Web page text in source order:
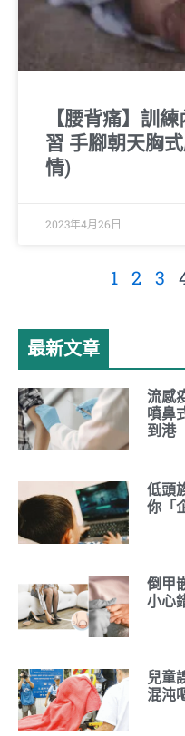
【腰背痛】訓
習 手腳朝天胸
情)
2023年4月26日
1 2 3
最新文章
流感
噴鼻
到港
低頭
你「
倒甲
小心
兒童
混沌